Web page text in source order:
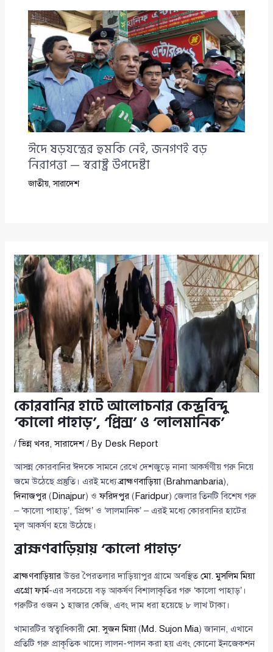
ঈদে ষড়যন্ত্রের হুমকি নেই, জনগণই বড়
নিরাপত্তা — স্বরাষ্ট্র উপদেষ্টা
জাতীয়,সারাদেশ
কোরবানির হাটে আলোচনার কেন্দ্রবিন্দু
‘কালো পাহাড়’, ‘প্রিন্স’ ও ‘লালমানিক’
/ভিন্ন খবর,সারাদেশ/ By Desk Report
আসন্ন কোরবানির ঈদকে সামনে রেখে দেশজুড়ে নানা আকর্ষণীয় গরু নিয়ে
জমে উঠেছে প্রস্তুতি। এরই মধ্যেব্রাহ্মণবাড়িয়া(Brahmanbaria),
দিনাজপুর ( Dinajpur) ওফরিদপুর ( Faridpur) জেলার তিনটি বিশেষ গরু
– ‘কালো পাহাড়’, ‘প্রিন্স’ ও ‘লালমানিক’ – এরই মধ্যে কোরবানির হাটের
মূল আকর্ষণ হয়ে উঠেছে।
ব্রাহ্মণবাড়িয়ায় ‘কালো পাহাড়’
ব্রাহ্মণবাড়িয়ারউত্তর পৈরতলার দাড়িয়াপুর গ্রামে অবস্থিতমো. মুসলিম মিয়া
এগ্রো ফার্ম-এর সবচেয়ে বড় আকর্ষণ বিশালাকৃতির গরু ‘কালো পাহাড়’।
গরুটির ওজন ১ হাজার কেজি, এবং দাম ধরা হয়েছে ৮ লাখ টাকা।
খামারটির স্বত্বাধিকারীমো. সুজন মিয়া(Md. Sujon Mia) জানান, এখানে
প্রতিটি গরু প্রাকৃতিক খাদ্যে লালন-পালন করা হয় এবং কোনো ইনজেকশন